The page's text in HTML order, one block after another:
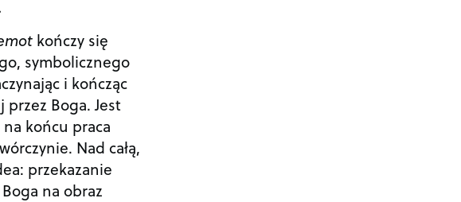
kończy się
symbolicznego
i kończąc
Boga. Jest
końcu praca
Nad całą,
przekazanie
na obraz